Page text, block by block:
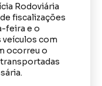
Rodoviária
fiscalizações
feira e o
veículos com
ocorreu o